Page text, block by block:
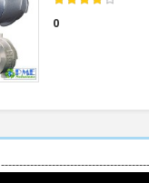
0